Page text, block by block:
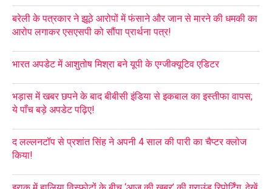
बरेली के पत्रकार ने झूठे आरोपों में फंसाने और जान से मारने की धमकी का
आरोप लगाकर एसएसपी को सौंपा प्रार्थना पत्र!
भारत अपडेट में आशुतोष मिश्रा बने यूपी के एग्जीक्यूटिव एडिटर
भड़ास में खबर छपने के बाद बीबीसी इंडिया से इकबाल का इस्तीफा वापस;
ये पाँच बड़े अपडेट पढ़िए!
द लल्लनटॉप से प्रशांत सिंह ने अपनी 4 साल की पारी का चैप्टर क्लोज
किया!